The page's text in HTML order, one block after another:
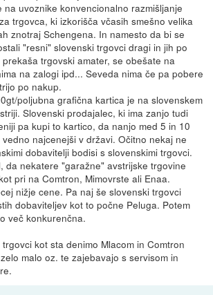
na uvoznike konvencionalno razmišljanje
trgovca, ki izkorišča včasih smešno velika
znotraj Schengena. In namesto da bi se
"resni" slovenski trgovci dragi in jih po
trgovski amater, se obešate na
na zalogi ipd... Seveda nima če pa pobere
po nakup.
poljubna grafična kartica je na slovenskem
Slovenski prodajalec, ki ima zanjo tudi
pa kupi to kartico, da nanjo med 5 in 10
najcenejši v državi. Očitno nekaj ne
dobavitelji bodisi s slovenskimi trgovci.
da nekatere "garažne" avstrijske trgovine
pri na Comtron, Mimovrste ali Enaa.
nižje cene. Pa naj še slovenski trgovci
dobaviteljev kot to počne Peluga. Potem
več konkurenčna.
kot sta denimo Mlacom in Comtron
malo oz. te zajebavajo s servisom in